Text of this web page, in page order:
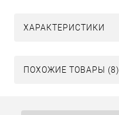
ХАРАКТЕРИСТИКИ
ПОХОЖИЕ ТОВАРЫ (8)